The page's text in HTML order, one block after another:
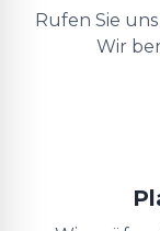
Rufen Sie
Wir